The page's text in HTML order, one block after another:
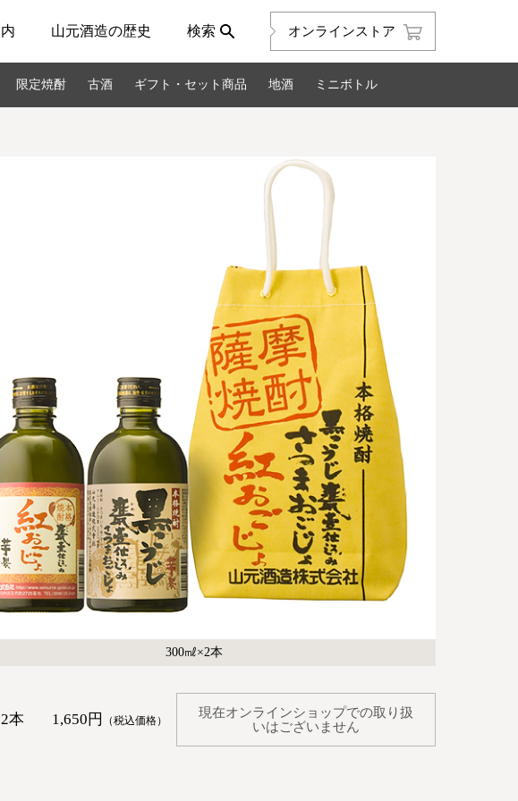
山元酒造の歴史 検索 オンラインストア
300㎖×2本
本 1,650円 （税込価格）
現在オンラインショップでの取り扱
いはございません
限定焼酎 古酒 ギフト・セット商品 地酒 ミニボトル